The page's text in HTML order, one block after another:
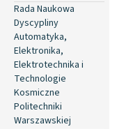
Rada Naukowa
Dyscypliny
Automatyka,
Elektronika,
Elektrotechnika i
Technologie
Kosmiczne
Politechniki
Warszawskiej